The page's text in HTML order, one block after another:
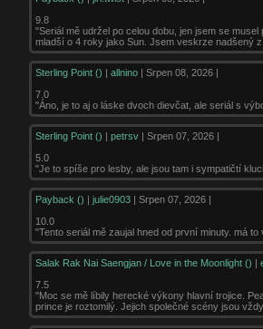
9.8
"Seriál mě udržel po celou dobu, jen jsem se
mladší o 4 roky jako Sun. Jsem veskrze nadšený
Sterling Point () |allnino | Srpen 08, 2026 |
7.0
"Áno, je to aj o láske dvoch dievčat, ale seriál s
Sterling Point () |petrsv | Srpen 07, 2026 |
5.0
"Je to spíše pro lesby, ale jsou tam i sympatičtí
Payback () |julie0903 | Srpen 07, 2026 |
10.0
"Tento seriál mě zaujal hned od první minuty. má
Salak Rak Nai Saengjan / Love in the Moonlight () |
7.5
"Moc se mě líbily herecké výkony hlavní trojice.
prince je roztomilý. Jejich společné scény jsou